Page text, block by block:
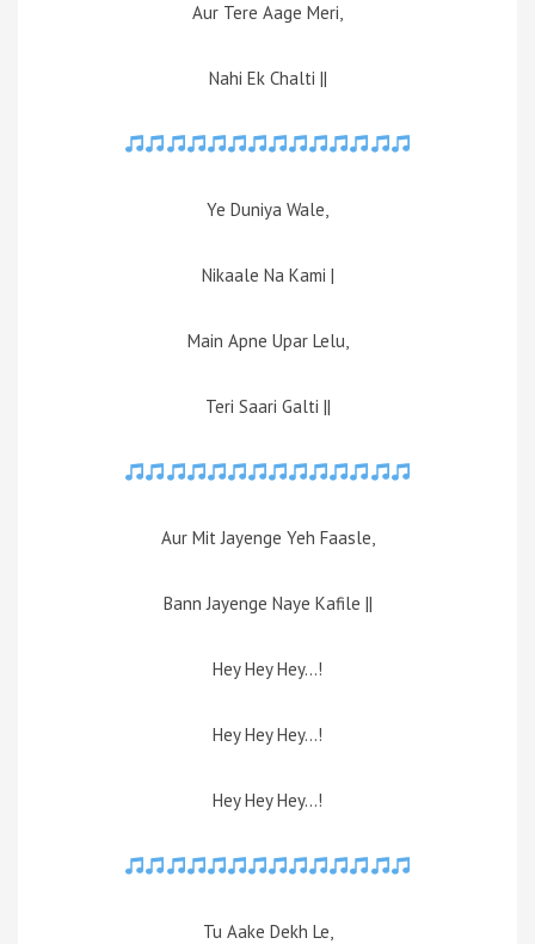
Aur Tere Aage Meri,
Nahi Ek Chalti ||
Ye Duniya Wale,
Nikaale Na Kami |
Main Apne Upar Lelu,
Teri Saari Galti ||
Aur Mit Jayenge Yeh Faasle,
Bann Jayenge Naye Kafile ||
Hey Hey Hey…!
Hey Hey Hey…!
Hey Hey Hey…!
Tu Aake Dekh Le,